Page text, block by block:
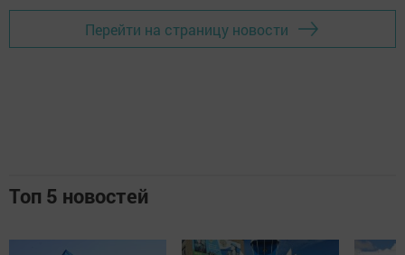
Перейти на страницу новости
Топ 5 новостей